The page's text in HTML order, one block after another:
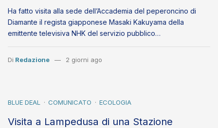
Ha fatto visita alla sede dell’Accademia del peperoncino di
Diamante il regista giapponese Masaki Kakuyama della
emittente televisiva NHK del servizio pubblico…
Di Redazione 2 giorni ago
BLUE DEAL COMUNICATO ECOLOGIA
Visita a Lampedusa di una Stazione